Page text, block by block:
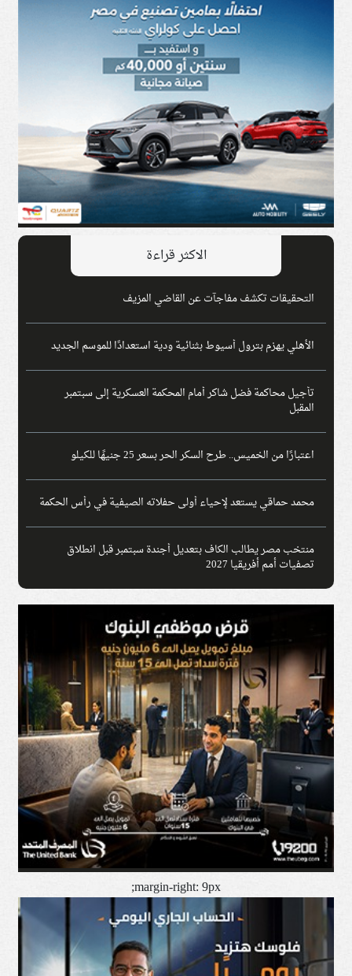
الاكثر قراءة
التحقيقات تكشف مفاجآت عن القاضي المزيف
الأهلي يهزم بترول أسيوط بثنائية ودية استعدادًا للموسم الجديد
تأجيل محاكمة فضل شاكر أمام المحكمة العسكرية إلى سبتمبر
المقبل
اعتبارًا من الخميس.. طرح السكر الحر بسعر 25 جنيهًا للكيلو
محمد حماقي يستعد لإحياء أولى حفلاته الصيفية في رأس الحكمة
منتخب مصر يطالب الكاف بتعديل أجندة سبتمبر قبل انطلاق
تصفيات أمم أفريقيا 2027
margin-right: 9px;